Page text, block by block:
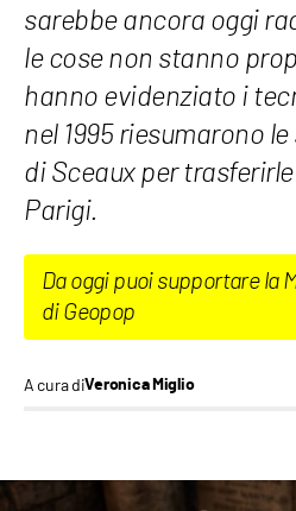
sarebbe ancora oggi
le cose non stanno
hanno evidenziato i
nel 1995 riesumarono
di Sceaux per
Parigi.
Da oggi puoi supportare la
di Geopop
A cura diVeronica Miglio